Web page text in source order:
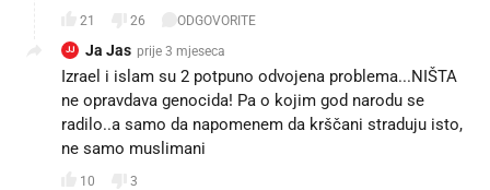
21 26 ODGOVORITE
JJ Ja Jas prije 3 mjeseca
Izrael i islam su 2 potpuno odvojena problema...NIŠTA
ne opravdava genocida! Pa o kojim god narodu se
radilo..a samo da napomenem da krščani straduju isto,
ne samo muslimani
10 3